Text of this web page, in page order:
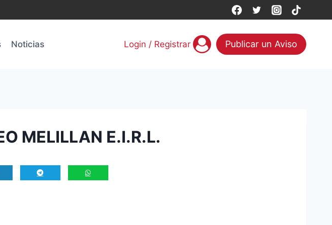
Noticias Login / Registrar Publicar un Aviso
MELILLAN E.I.R.L.